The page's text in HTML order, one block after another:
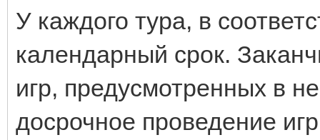
У каждого тура, в
календарный срок.
игр, предусмотренных в
досрочное проведение